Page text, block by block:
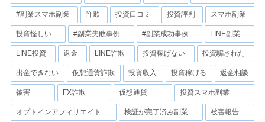
#副業スマホ副業 詐欺 投資口コミ 投資評判 スマホ副業
投資怪しい #副業失敗事例 #副業成功事例 LINE副業
LINE投資 返金 LINE詐欺 投資稼げない 投資騙された
出金できない 仮想通貨詐欺 投資収入 投資稼げる 返金相談
被害 FX詐欺 仮想通貨 投資スマホ副業
オプトインアフィリエイト 検証が完了済み副業 被害報告